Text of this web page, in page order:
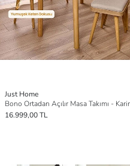
Just Home
16.999,00 TL